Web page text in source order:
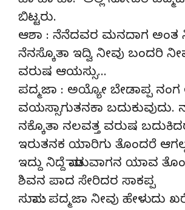
ಬಿಟ್ಟರು.
ಆಶಾ : ನೆನೆದವರ ಮನದಾಗ ಅಂತ
ನೆನಸ್ಕೊತಾ ಇದ್ವಿ ನೀವು ಬಂದರಿ
ವರುಷ ಆಯಸ್ಸು…
ಪದ್ಮಜಾ : ಅಯ್ಯೋ ಬೇಡಾಪ್ಪ ನಂಗ
ವಯಸ್ಸಾಗುತನಕಾ ಬದುಕುವುದು.
ನಕ್ಕೊತಾ ನಲವತ್ತ ವರುಷ
ಇರುತನಕ ಯಾರಿಗು ತೊಂದರೆ
ಇದ್ದು ನಿದ್ದೆ ಮಾಡುವಾಗನ ಯಾವ
ಶಿವನ ಪಾದ ಸೇರಿದರ ಸಾಕಪ್ಪ
ಸುಮಾ : ಪದ್ಮಜಾ ನೀವು ಹೇಳುದು